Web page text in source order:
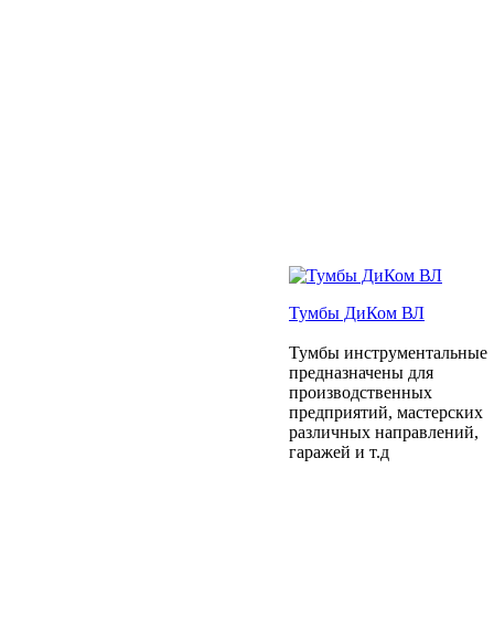
Тумбы ДиКом ВЛ
Тумбы инструментальные
предназначены для
производственных
предприятий, мастерских
различных направлений,
гаражей и т.д